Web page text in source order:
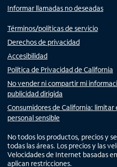
Informar llamadas no deseadas
Términos/políticas de servicio
Derechos de privacidad
Accesibilidad
Política de Privacidad de California
No vender ni compartir mi
publicidad dirigida
Consumidores de California: limitar
personal sensible
No todos los productos, precios y
todas las áreas. Los precios y las
Velocidades de Internet basadas
aplican restricciones.